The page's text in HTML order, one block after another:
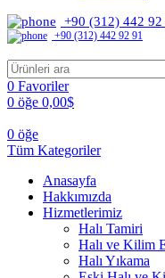
+90 (312) 442 92
+90 (312) 442 92 91
0 Favoriler
0 öğe 0,00$
0 öğe
Tüm Kategoriler
Anasayfa
Hakkımızda
Hizmetlerimiz
Halı Tamiri
Halı ve Kilim
Halı Yıkama